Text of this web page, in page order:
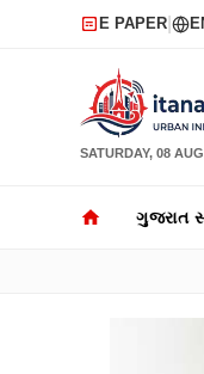
E PAPER
SATURDAY, 08
ગુજરાત